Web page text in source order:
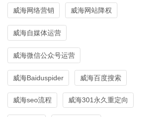
威海网络营销 威海网站降权
威海自媒体运营
威海微信公众号运营
威海Baiduspider 威海百度搜索
威海seo流程 威海301永久重定向